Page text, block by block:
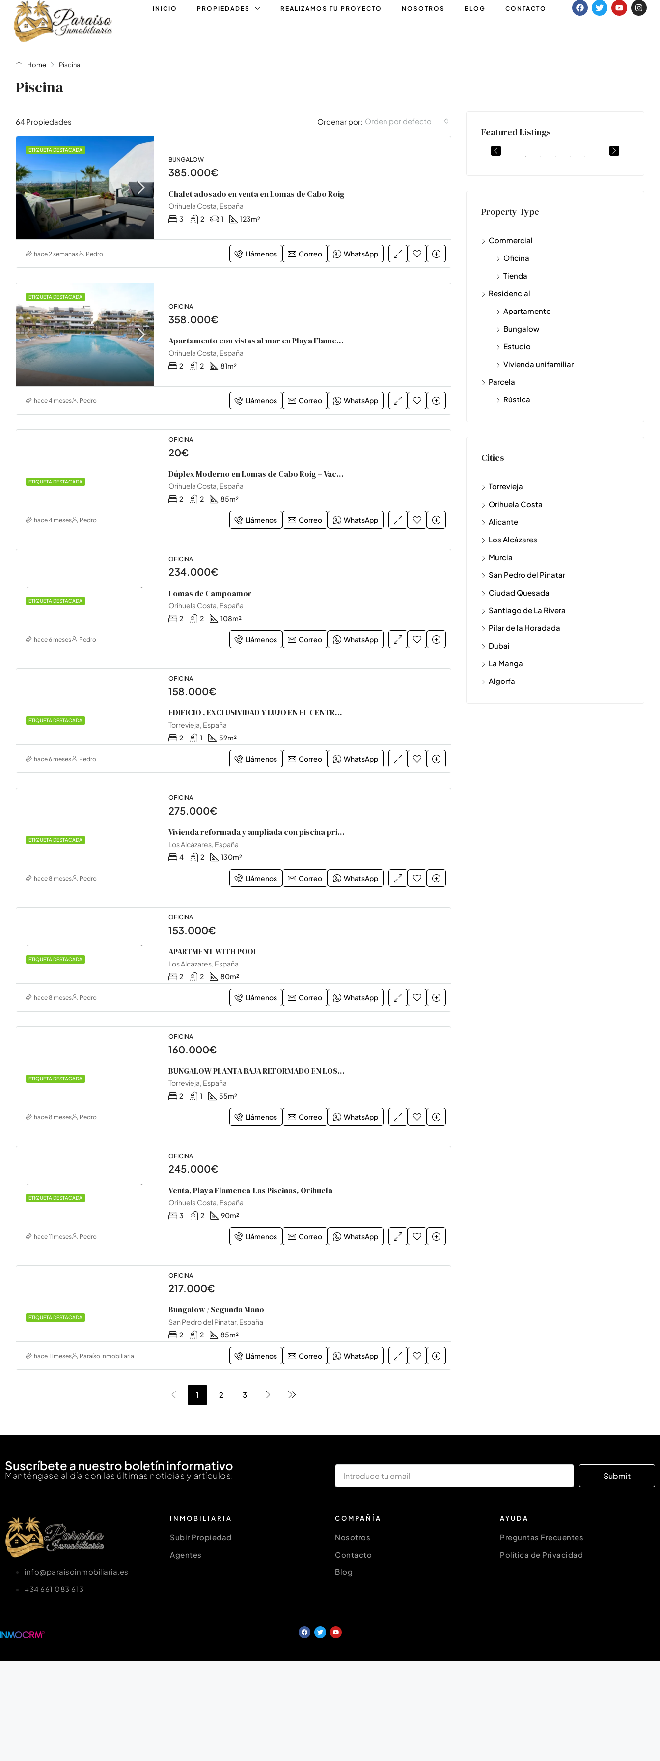
INICIO PROPIEDADES REALIZAMOS TU PROYECTO NOSOTROS BLOG CONTACTO
Home Piscina
Piscina
64 Propiedades Ordenar por: Orden por defecto
ETIQUETA DESTACADA
BUNGALOW
385.000€
Chalet adosado en venta en Lomas de Cabo Roig
Orihuela Costa, España
3
2 1 123m²
hace 2 semanas Pedro Llámenos Correo WhatsApp
ETIQUETA DESTACADA
OFICINA
358.000€
Apartamento con vistas al mar en Playa Flamenca
Orihuela Costa, España
2
2 81m²
hace 4 meses Pedro Llámenos Correo WhatsApp
ETIQUETA DESTACADA
OFICINA
20€
Dúplex Moderno en Lomas de Cabo Roig – Vacacional
Orihuela Costa, España
2
2 85m²
hace 4 meses Pedro Llámenos Correo WhatsApp
ETIQUETA DESTACADA
OFICINA
234.000€
Lomas de Campoamor
Orihuela Costa, España
2
2 108m²
hace 6 meses Pedro Llámenos Correo WhatsApp
ETIQUETA DESTACADA
OFICINA
158.000€
EDIFICIO , EXCLUSIVIDAD Y LUJO EN EL CENTRO DE TORREVIEJA ALICANTE
Torrevieja, España
2
1 59m²
hace 6 meses Pedro Llámenos Correo WhatsApp
ETIQUETA DESTACADA
OFICINA
275.000€
Vivienda reformada y ampliada con piscina privada en Señorío de Roda.
Los Alcázares, España
4
2 130m²
hace 8 meses Pedro Llámenos Correo WhatsApp
ETIQUETA DESTACADA
OFICINA
153.000€
APARTMENT WITH POOL
Los Alcázares, España
2
2 80m²
hace 8 meses Pedro Llámenos Correo WhatsApp
ETIQUETA DESTACADA
OFICINA
160.000€
BUNGALOW PLANTA BAJA REFORMADO EN LOS ALTOS
Torrevieja, España
2
1 55m²
hace 8 meses Pedro Llámenos Correo WhatsApp
ETIQUETA DESTACADA
OFICINA
245.000€
Venta, Playa Flamenca-Las Piscinas, Orihuela
Orihuela Costa, España
3
2 90m²
hace 11 meses Pedro Llámenos Correo WhatsApp
ETIQUETA DESTACADA
OFICINA
217.000€
Bungalow / Segunda Mano
San Pedro del Pinatar, España
2
2 85m²
hace 11 meses Paraíso Inmobiliaria Llámenos Correo WhatsApp
1 2 3
Featured Listings
385.000€
Orihuela Costa, España
Property Type
Commercial
Oficina
Tienda
Residencial
Apartamento
Bungalow
Estudio
Vivienda unifamiliar
Parcela
Rústica
Cities
Torrevieja
Orihuela Costa
Alicante
Los Alcázares
Murcia
San Pedro del Pinatar
Ciudad Quesada
Santiago de La Rivera
Pilar de la Horadada
Dubai
La Manga
Algorfa
Suscríbete a nuestro boletín informativo
Manténgase al día con las últimas noticias y artículos. Submit
info@paraisoinmobiliaria.es
+34 661 083 613
INMOBILIARIA
Subir Propiedad
Agentes
COMPAÑÍA
Nosotros
Contacto
Blog
AYUDA
Preguntas Frecuentes
Política de Privacidad